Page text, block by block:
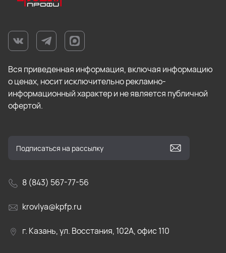
Вся приведенная информация, включая информацию
о ценах, носит исключительно рекламно-
информационный характер и не является публичной
офертой.
8 (843) 567-77-56
krovlya@kpfp.ru
г. Казань, ул. Восстания, 102А, офис 110